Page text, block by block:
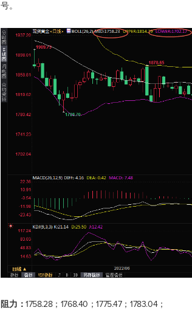
号。
阻力：1758.28；1768.40；1775.47；1783.04；